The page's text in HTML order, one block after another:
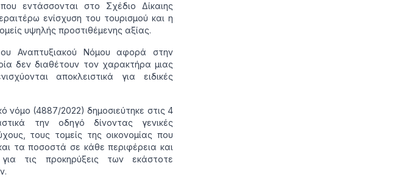
εντάσσονται στο Σχέδιο Δίκαιης
ενίσχυση του τουρισμού και η
υψηλής προστιθέμενης αξίας.
Αναπτυξιακού Νόμου αφορά στην
δεν διαθέτουν τον χαρακτήρα μιας
αποκλειστικά για ειδικές
(4887/2022) δημοσιεύτηκε στις 4
την οδηγό δίνοντας γενικές
τους τομείς της οικονομίας που
τα ποσοστά σε κάθε περιφέρεια και
τις προκηρύξεις των εκάστοτε